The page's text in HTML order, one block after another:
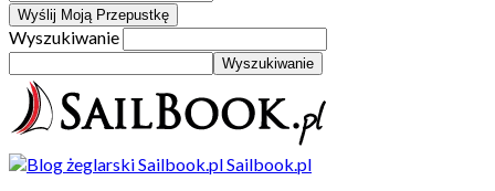
Wyszukiwanie
Sailbook.pl